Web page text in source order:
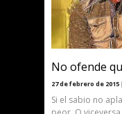
No ofende
27 de febrero de 2015 |
Si el sabio no